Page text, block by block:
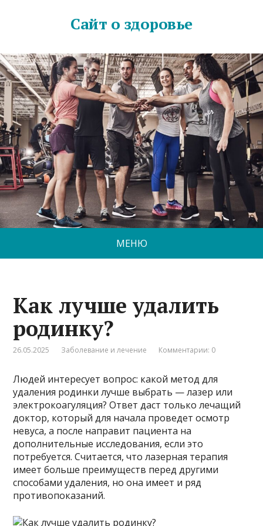
Сайт о здоровье
МЕНЮ
Как лучше удалить
родинку?
26.05.2025 Заболевание и лечение Комментарии: 0
Людей интересует вопрос: какой метод для
удаления родинки лучше выбрать — лазер или
электрокоагуляция? Ответ даст только лечащий
доктор, который для начала проведет осмотр
невуса, а после направит пациента на
дополнительные исследования, если это
потребуется. Считается, что лазерная терапия
имеет больше преимуществ перед другими
способами удаления, но она имеет и ряд
противопоказаний.